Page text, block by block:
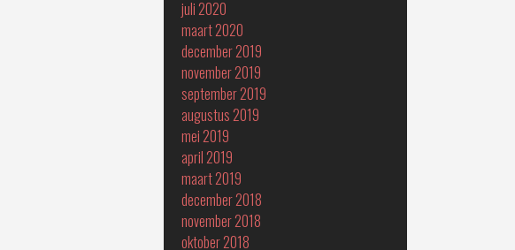
juli 2020
maart 2020
december 2019
november 2019
september 2019
augustus 2019
mei 2019
april 2019
maart 2019
december 2018
november 2018
oktober 2018